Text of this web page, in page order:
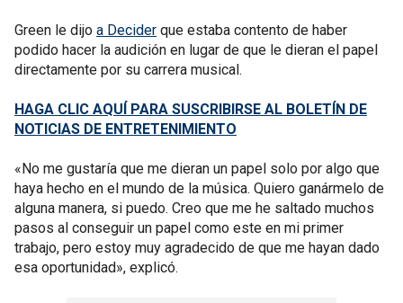
Green le dijo a Decider que estaba contento de haber
podido hacer la audición en lugar de que le dieran el papel
directamente por su carrera musical.
HAGA CLIC AQUÍ PARA SUSCRIBIRSE AL BOLETÍN DE
NOTICIAS DE ENTRETENIMIENTO
«No me gustaría que me dieran un papel solo por algo que
haya hecho en el mundo de la música. Quiero ganármelo de
alguna manera, si puedo. Creo que me he saltado muchos
pasos al conseguir un papel como este en mi primer
trabajo, pero estoy muy agradecido de que me hayan dado
esa oportunidad», explicó.